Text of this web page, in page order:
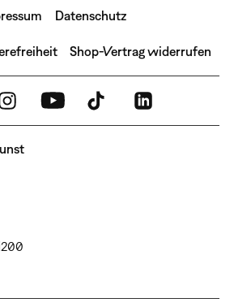
Datenschutz
Shop-Vertrag widerrufen